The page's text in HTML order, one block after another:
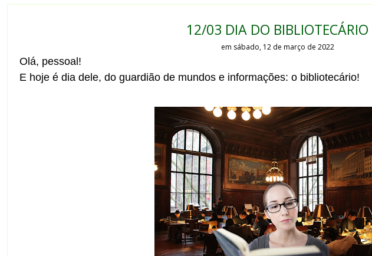
12/03 DIA DO BIBLIOTECÁRIO
em sábado, 12 de março de 2022
Olá, pessoal!
E hoje é dia dele, do guardião de mundos e informações: o bibliotecário!